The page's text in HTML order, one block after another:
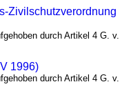
Zivilschutzverordnung
durch Artikel 4 G. v.
1996)
durch Artikel 4 G. v.